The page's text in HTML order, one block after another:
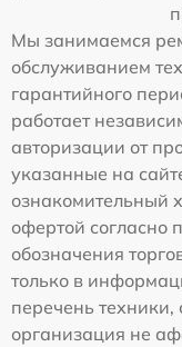
Мы занимаемся
обслуживанием
гарантийного
работает
авторизации от
указанные на
ознакомительный
офертой согласно
обозначения
только в
перечень
организация не